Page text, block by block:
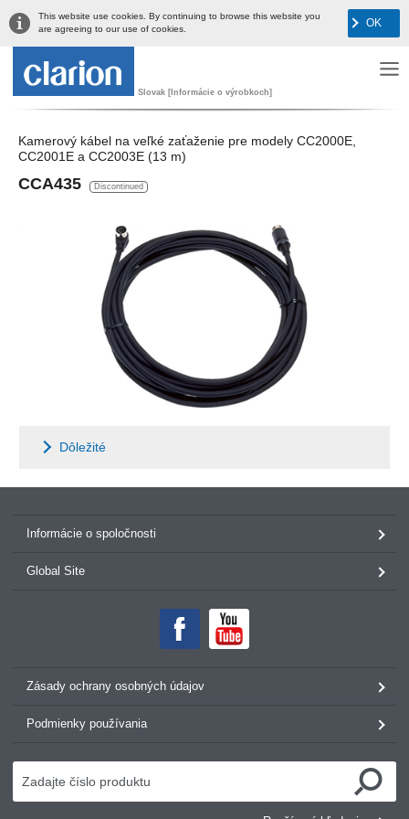
This website use cookies. By continuing to browse this website you
are agreeing to our use of cookies.
OK
Slovak [Informácie o výrobkoch]
Kamerový kábel na veľké zaťaženie pre modely CC2000E,
CC2001E a CC2003E (13 m)
CCA435 Discontinued
Dôležité
Informácie o spoločnosti
Global Site
Zásady ochrany osobných údajov
Podmienky používania